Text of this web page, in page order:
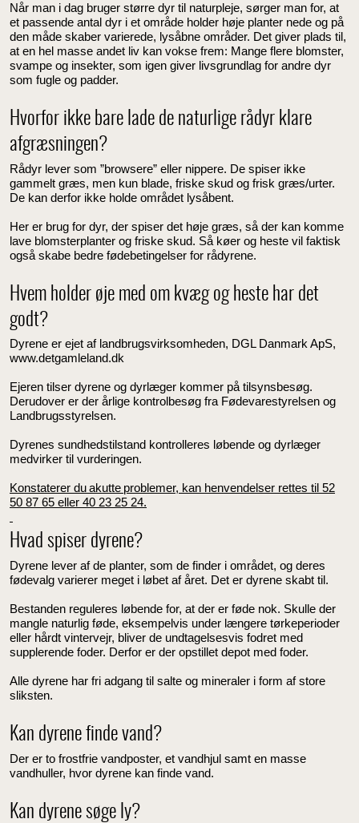
Når man i dag bruger større dyr til naturpleje, sørger man for, at
et passende antal dyr i et område holder høje planter nede og på
den måde skaber varierede, lysåbne områder. Det giver plads til,
at en hel masse andet liv kan vokse frem: Mange flere blomster,
svampe og insekter, som igen giver livsgrundlag for andre dyr
som fugle og padder.
Hvorfor ikke bare lade de naturlige rådyr klare
afgræsningen?
Rådyr lever som ”browsere” eller nippere. De spiser ikke
gammelt græs, men kun blade, friske skud og frisk græs/urter.
De kan derfor ikke holde området lysåbent.
Her er brug for dyr, der spiser det høje græs, så der kan komme
lave blomsterplanter og friske skud. Så køer og heste vil faktisk
også skabe bedre fødebetingelser for rådyrene.
Hvem holder øje med om kvæg og heste har det
godt?
Dyrene er ejet af landbrugsvirksomheden, DGL Danmark ApS,
www.detgamleland.dk
Ejeren tilser dyrene og dyrlæger kommer på tilsynsbesøg.
Derudover er der årlige kontrolbesøg fra Fødevarestyrelsen og
Landbrugsstyrelsen.
Dyrenes sundhedstilstand kontrolleres løbende og dyrlæger
medvirker til vurderingen.
Konstaterer du akutte problemer, kan henvendelser rettes til 52
50 87 65 eller 40 23 25 24.
Hvad spiser dyrene?
Dyrene lever af de planter, som de finder i området, og deres
fødevalg varierer meget i løbet af året. Det er dyrene skabt til.
Bestanden reguleres løbende for, at der er føde nok. Skulle der
mangle naturlig føde, eksempelvis under længere tørkeperioder
eller hårdt vintervejr, bliver de undtagelsesvis fodret med
supplerende foder. Derfor er der opstillet depot med foder.
Alle dyrene har fri adgang til salte og mineraler i form af store
sliksten.
Kan dyrene finde vand?
Der er to frostfrie vandposter, et vandhjul samt en masse
vandhuller, hvor dyrene kan finde vand.
Kan dyrene søge ly?